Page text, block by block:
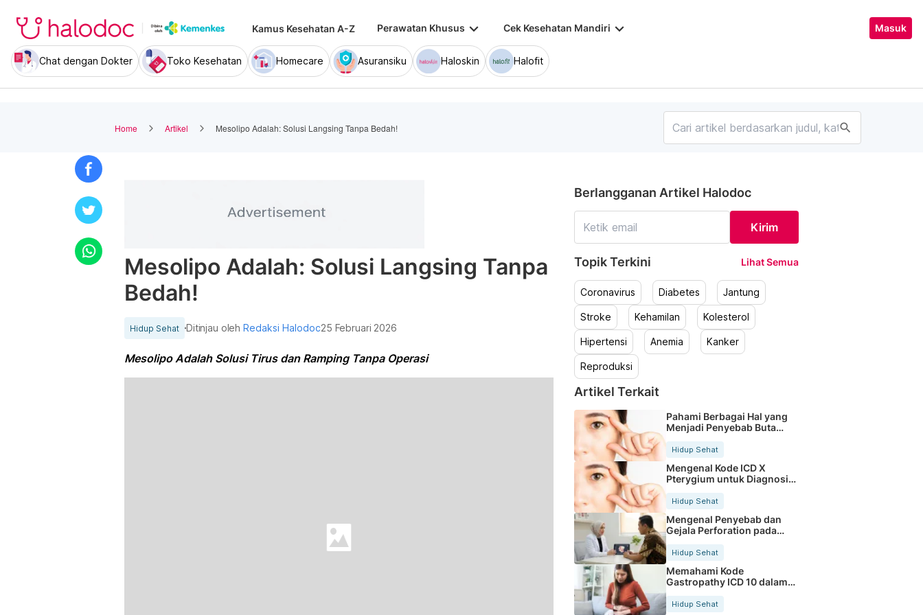
Kamus Kesehatan A-Z Perawatan Khusus keyboard_arrow_down Cek Kesehatan Mandiri keyboard_arrow_down Masuk
Chat dengan Dokter Toko Kesehatan Homecare Asuransiku Haloskin Halofit
Home Artikel Mesolipo Adalah: Solusi Langsing Tanpa Bedah! search
Mesolipo Adalah: Solusi Langsing Tanpa
Bedah!
Hidup Sehat Ditinjau olehRedaksi Halodoc25 Februari 2026
Mesolipo Adalah Solusi Tirus dan Ramping Tanpa Operasi
Berlangganan Artikel Halodoc
Kirim
Topik Terkini Lihat Semua
Coronavirus Diabetes Jantung
Stroke Kehamilan Kolesterol
Hipertensi Anemia Kanker
Reproduksi
Artikel Terkait
Pahami Berbagai Hal yang
Menjadi Penyebab Buta
Hidup Sehat
Mengenal Kode ICD X
Pterygium untuk Diagnosis
Hidup Sehat
Mengenal Penyebab dan
Gejala Perforation pada
Tubuh
Hidup Sehat
Memahami Kode
Gastropathy ICD 10 dalam
Rekam Medis Pasien
Hidup Sehat